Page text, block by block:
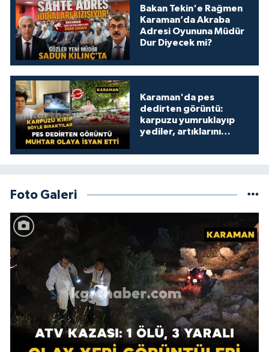
Bakan Tekin'e Rağmen
Karaman’da Akraba
Adresi Oyununa Müdür
Dur Diyecek mi?
Karaman'da pes
dedirten görüntü:
karpuzu yumruklayıp
yediler, artıklarını
Foto Galeri